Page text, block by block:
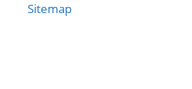
Sitemap